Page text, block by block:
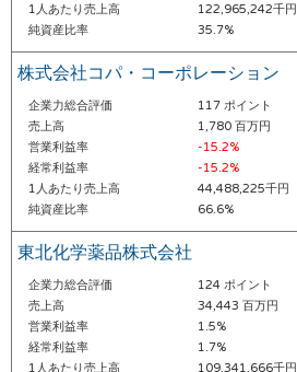
1人あたり売上高
122,965,242千円
純資産比率
35.7%
株式会社コパ・コーポレーション
企業力総合評価
117 ポイント
売上高
1,780 百万円
営業利益率
-15.2%
経常利益率
-15.2%
1人あたり売上高
44,488,225千円
純資産比率
66.6%
東北化学薬品株式会社
企業力総合評価
124 ポイント
売上高
34,443 百万円
営業利益率
1.5%
経常利益率
1.7%
1人あたり売上高
109,341,666千円